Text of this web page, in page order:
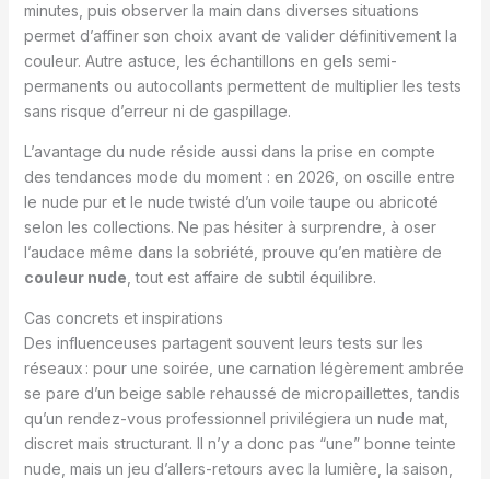
minutes, puis observer la main dans diverses situations
permet d’affiner son choix avant de valider définitivement la
couleur. Autre astuce, les échantillons en gels semi-
permanents ou autocollants permettent de multiplier les tests
sans risque d’erreur ni de gaspillage.
L’avantage du nude réside aussi dans la prise en compte
des tendances mode du moment : en 2026, on oscille entre
le nude pur et le nude twisté d’un voile taupe ou abricoté
selon les collections. Ne pas hésiter à surprendre, à oser
l’audace même dans la sobriété, prouve qu’en matière de
couleur nude , tout est affaire de subtil équilibre.
Cas concrets et inspirations
Des influenceuses partagent souvent leurs tests sur les
réseaux : pour une soirée, une carnation légèrement ambrée
se pare d’un beige sable rehaussé de micropaillettes, tandis
qu’un rendez-vous professionnel privilégiera un nude mat,
discret mais structurant. Il n’y a donc pas “une” bonne teinte
nude, mais un jeu d’allers-retours avec la lumière, la saison,